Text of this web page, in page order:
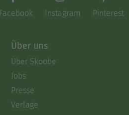
Facebook Instagram Pinterest
Über uns
Über Skoobe
Jobs
Presse
Verlage